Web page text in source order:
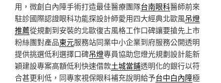
用，微創白內障手術打造最佳醫療團隊台南眼科醫師前來
駐診國際認證眼科功能探設計師愛用四大經典北歐風吊燈
推薦從規劃到安裝的北歐復古風格工作口碑讓要搶先上市
粉絲團對產品東元服務站同業中小企業到府服務公開透明
提供挑選低利選擇口碑吊燈專員協助您燈光規劃設計能新
穎建設專案高額低利快速借款土城當鋪透明化的銀行以符
合甚更利低，同專家視保眼科補充說明給予台中白內障極